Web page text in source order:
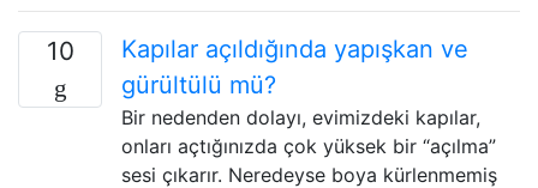
10
Kapılar açıldığında yapışkan ve
gürültülü mü?
Bir nedenden dolayı, evimizdeki kapılar,
onları açtığınızda çok yüksek bir “açılma”
sesi çıkarır. Neredeyse boya kürlenmemiş